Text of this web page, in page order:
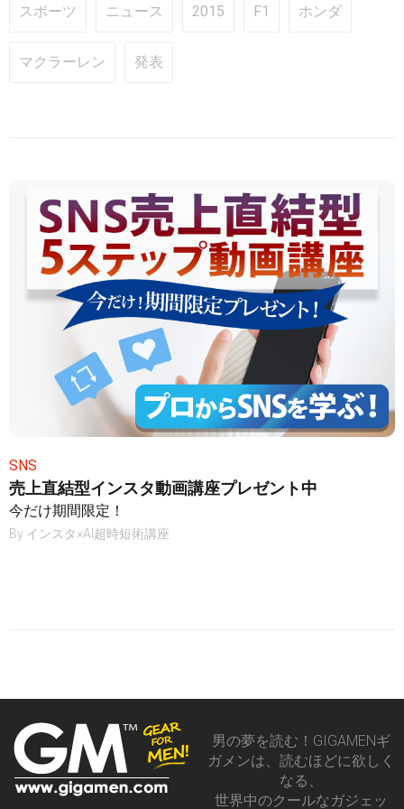
スポーツ ニュース 2015 F1 ホンダ
マクラーレン 発表
SNS
売上直結型インスタ動画講座プレゼント中
今だけ期間限定！
By インスタ×AI超時短術講座
男の夢を読む！GIGAMENギ
ガメンは、読むほどに欲しく
なる、
世界中のクールなガジェッ